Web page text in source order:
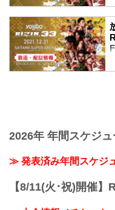
2026年 年間スケジュ
≫ 発表済み年間スケジ
【8/11(火･祝)開催